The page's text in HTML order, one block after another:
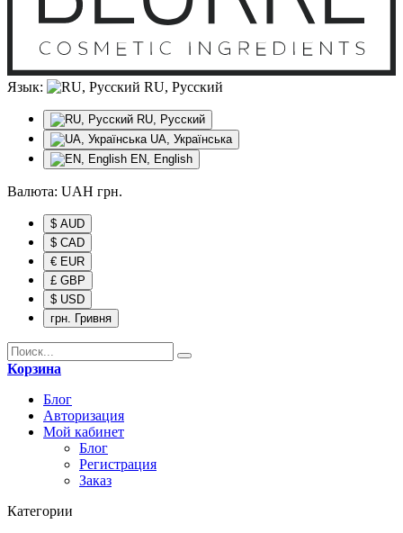
Язык: RU, Русский
RU, Русский
UA, Українська
EN, English
Валюта: UAH грн.
$ AUD
$ CAD
€ EUR
£ GBP
$ USD
грн. Гривня
Корзина
Блог
Авторизация
Мой кабинет
Блог
Регистрация
Заказ
Категории